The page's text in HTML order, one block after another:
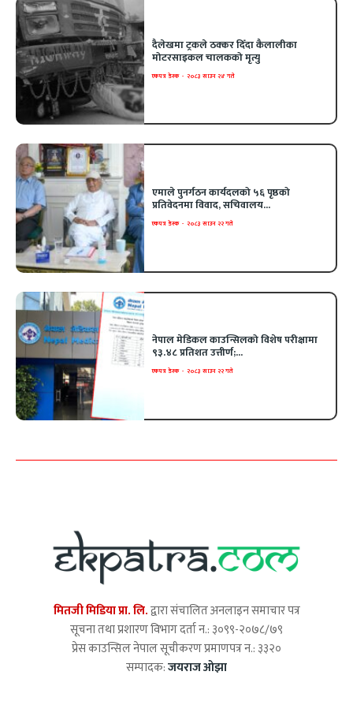
दैलेखमा ट्रकले ठक्कर दिँदा कैलालीका
मोटरसाइकल चालकको मृत्यु
एकपत्र डेस्क - २०८३ साउन २४ गते
एमाले पुनर्गठन कार्यदलको ५६ पृष्ठको
प्रतिवेदनमा विवाद, सचिवालय...
एकपत्र डेस्क - २०८३ साउन २२ गते
नेपाल मेडिकल काउन्सिलको विशेष परीक्षामा
९३.४८ प्रतिशत उत्तीर्ण;...
एकपत्र डेस्क - २०८३ साउन २२ गते
मितजी मिडिया प्रा. लि.द्वारा संचालित अनलाइन समाचार पत्र
सूचना तथा प्रशारण विभाग दर्ता न.: ३०९९-२०७८/७९
प्रेस काउन्सिल नेपाल सूचीकरण प्रमाणपत्र न.: ३३२०
सम्पादक:जयराज ओझा